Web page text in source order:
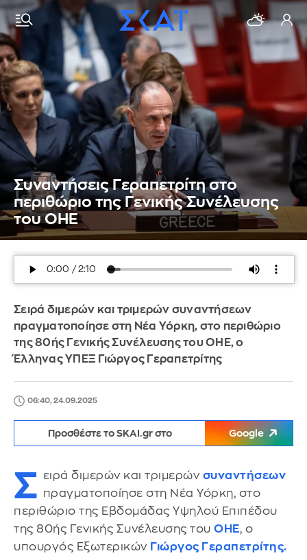
Συναντήσεις Γεραπετρίτη στο
περιθώριο της Γενικής Συνέλευσης
του ΟΗΕ
Σειρά διμερών και τριμερών συναντήσεων
πραγματοποίησε στη Νέα Υόρκη, στο περιθώριο
της 80ής Γενικής Συνέλευσης του ΟΗΕ, ο
Έλληνας ΥΠΕΞ Γιώργος Γεραπετρίτης
06:40, 24.09.2025
Προσθέστε το SKAI.gr στο Google
Σ ειρά διμερών και τριμερών συναντήσεων
πραγματοποίησε στη Νέα Υόρκη, στο
περιθώριο της Εβδομάδας Υψηλού Επιπέδου
της 80ής Γενικής Συνέλευσης του ΟΗΕ, ο
υπουργός Εξωτερικών Γιώργος Γεραπετρίτης.